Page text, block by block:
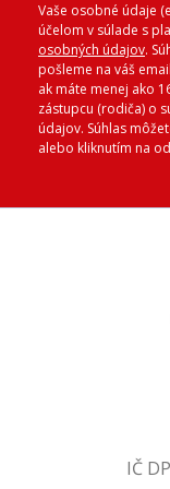
Vaše osobné údaje
účelom v súlade s
osobných údajov.
pošleme na váš
ak máte menej ako
zástupcu (rodiča) o
údajov. Súhlas
alebo kliknutím na
IČ